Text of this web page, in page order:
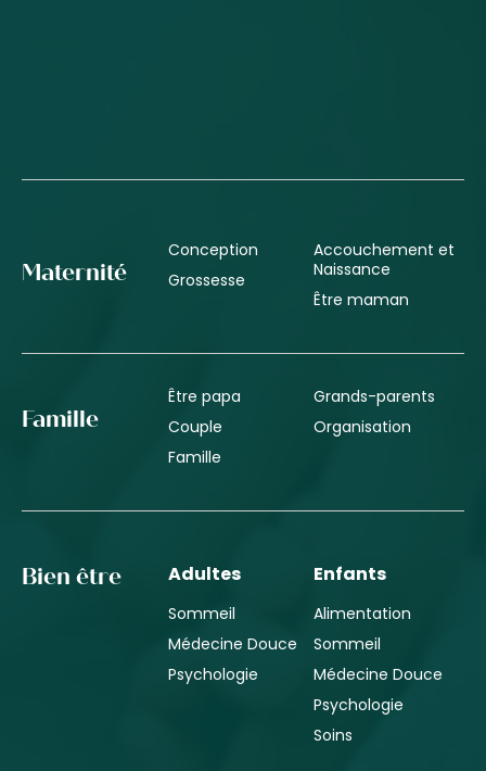
Maternité
Conception
Grossesse
Accouchement et
Naissance
Être maman
Famille
Être papa
Couple
Famille
Grands-parents
Organisation
Bien être Adultes
Sommeil
Médecine Douce
Psychologie
Enfants
Alimentation
Sommeil
Médecine Douce
Psychologie
Soins